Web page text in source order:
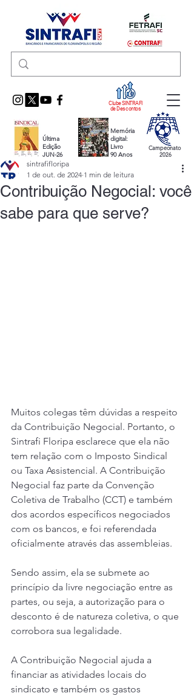
Clube SINTRAFI
de Descontos
Última
Edição
JUN-26
Memória
digital:
Livro
90 Anos
Campeonato
2026
Contribuição Negocial: você
sabe para que serve?
sintrafifloripa
1 de out. de 2024 1 min de leitura
Muitos colegas têm dúvidas a respeito
da Contribuição Negocial. Portanto, o
Sintrafi Floripa esclarece que ela não
tem relação com o Imposto Sindical
ou Taxa Assistencial. A Contribuição
Negocial faz parte da Convenção
Coletiva de Trabalho (CCT) e também
dos acordos específicos negociados
com os bancos, e foi referendada
oficialmente através das assembleias.
Sendo assim, ela se submete ao
princípio da livre negociação entre as
partes, ou seja, a autorização para o
desconto é de natureza coletiva, o que
corrobora sua legalidade.
A Contribuição Negocial ajuda a
financiar as atividades locais do
sindicato e também os gastos